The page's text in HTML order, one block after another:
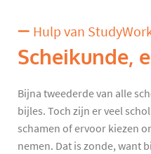
Hulp van
Scheikunde,
Bijna tweederde van alle
bijles. Toch zijn er veel
schamen of ervoor kiezen
nemen. Dat is zonde, want